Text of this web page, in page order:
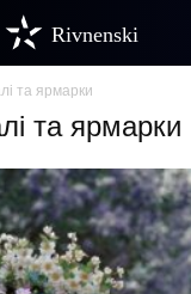
Rivnenski
та ярмарки
та ярмарки